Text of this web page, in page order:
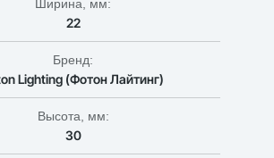
Ширина, мм:
22
Бренд:
Lighting (Фотон Лайтинг)
Высота, мм:
30